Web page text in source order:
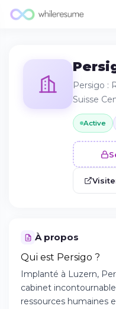
Persigo :
Suisse
Active
À propos
Qui est Persigo ?
Implanté à Luzern,
cabinet
ressources humaines